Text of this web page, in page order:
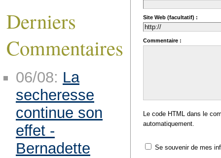
Site Web (facultatif) :
Commentaire :
Le code HTML dans le
automatiquement.
Se souvenir de mes
Derniers
Commentaires
06/08: La
secheresse
continue son
effet -
Bernadette